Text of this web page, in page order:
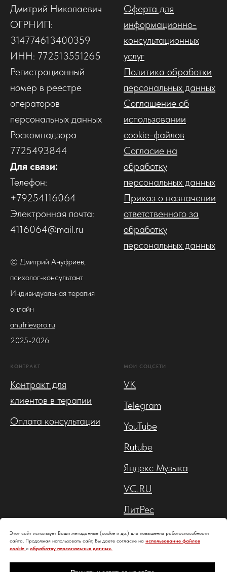
Этот сайт использует Ваши метаданные (cookie и др.) для повышения работоспособности
сайта. Продолжая использовать сайт, Вы даете согласие на использование файлов
cookie и обработку персональных данных.
Дмитрий Николаевич
ОГРНИП:
314774613400359
ИНН: 772513551265
Регистрационный
номер в реестре
операторов
персональных данных
Роскомнадзора
7725493844
Для связи:
Телефон:
+79254116064
Электронная почта:
4116064@mail.ru
© Дмитрий Ануфриев,
психолог-консультант
Индивидуальная терапия
онлайн
anufrievpro.ru
2025-2026
Оферта для
информационно-
консультационных
услуг
Политика обработки
персональных данных
Соглашение об
использовании
cookie-файлов
Согласие на
обработку
персональных данных
Приказ о назначении
ответственного за
обработку
персональных данных
КОНТРАКТ
Контракт для
клиентов в терапии
Оплата консультации
МОИ СОЦСЕТИ
VK
Telegram
YouTube
Rutube
Яндекс Музыка
VC.RU
ЛитРес
Профиль на Б17